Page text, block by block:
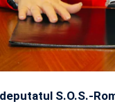
S.O.S.-